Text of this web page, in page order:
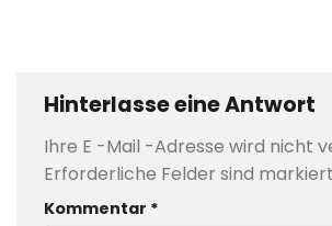
Hinterlasse eine Antwort
Ihre E -Mail -Adresse wird nicht
Erforderliche Felder sind markiert
Kommentar *